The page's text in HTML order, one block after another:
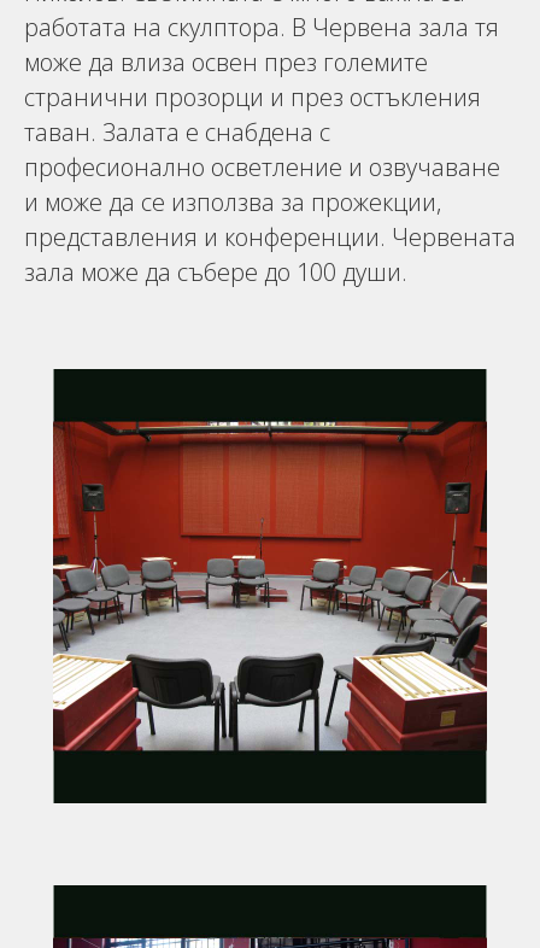
работата на скулптора. В Червена зала тя
може да влиза освен през големите
странични прозорци и през остъкления
таван. Залата е снабдена с
професионално осветление и озвучаване
и може да се използва за прожекции,
представления и конференции. Червената
зала може да събере до 100 души.